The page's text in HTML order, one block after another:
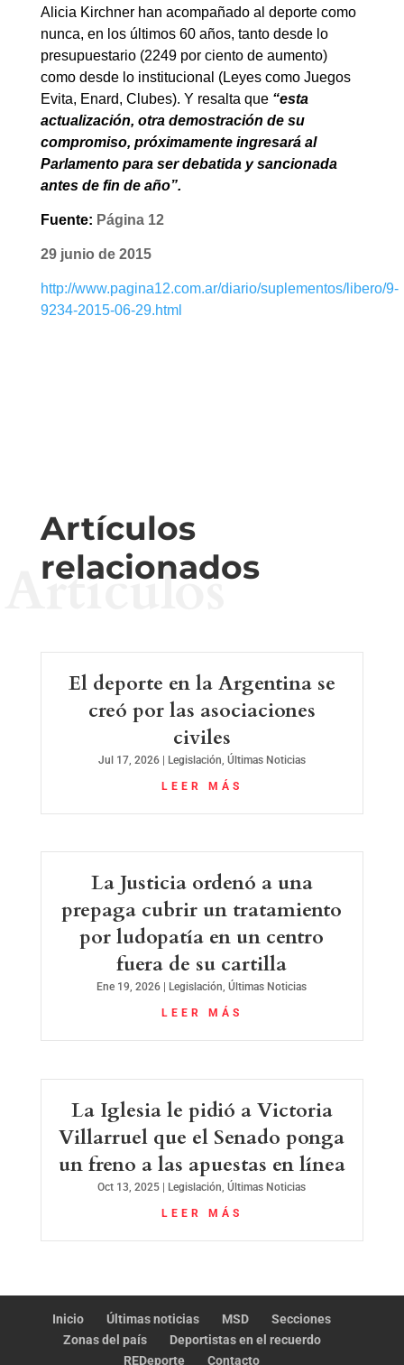
Alicia Kirchner han acompañado al deporte como
nunca, en los últimos 60 años, tanto desde lo
presupuestario (2249 por ciento de aumento)
como desde lo institucional (Leyes como Juegos
Evita, Enard, Clubes). Y resalta que “esta
actualización, otra demostración de su
compromiso, próximamente ingresará al
Parlamento para ser debatida y sancionada
antes de fin de año”.
Fuente: Página 12
29 junio de 2015
http://www.pagina12.com.ar/diario/suplementos/libero/9-
9234-2015-06-29.html
Artículos
relacionados
Artículos
El deporte en la Argentina se
creó por las asociaciones
civiles
Jul 17, 2026| Legislación, Últimas Noticias
LEER MÁS
La Justicia ordenó a una
prepaga cubrir un tratamiento
por ludopatía en un centro
fuera de su cartilla
Ene 19, 2026 Legislación,Últimas Noticias
LEER MÁS
La Iglesia le pidió a Victoria
Villarruel que el Senado ponga
un freno a las apuestas en línea
Oct 13, 2025 | Legislación ,Últimas Noticias
LEER MÁS
Inicio Últimas noticias MSD
Secciones
Zonas del país
Deportistas en el recuerdo
REDeporte
Contacto